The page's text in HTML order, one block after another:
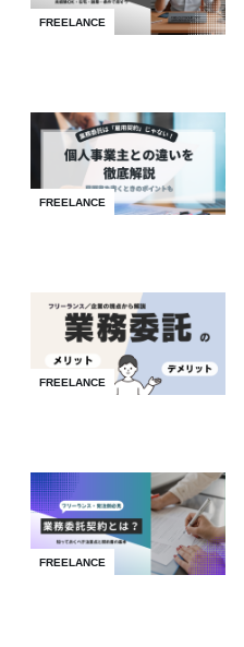
FREELANCE
FREELANCE
FREELANCE
FREELANCE